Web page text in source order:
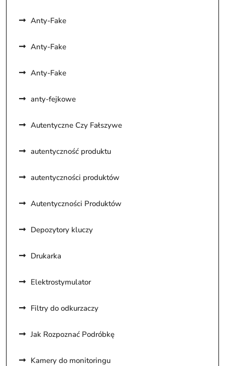
Anty-Fake
Anty-Fake
Anty-Fake
anty-fejkowe
Autentyczne Czy Fałszywe
autentyczność produktu
autentyczności produktów
Autentyczności Produktów
Depozytory kluczy
Drukarka
Elektrostymulator
Filtry do odkurzaczy
Jak Rozpoznać Podróbkę
Kamery do monitoringu